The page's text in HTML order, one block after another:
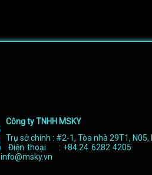
Công ty TNHH MSKY
Trụ sở chính : #2-1, Tòa nhà 29T1, N05,
Điện thoại : +84.24 6282 4205
info@msky.vn